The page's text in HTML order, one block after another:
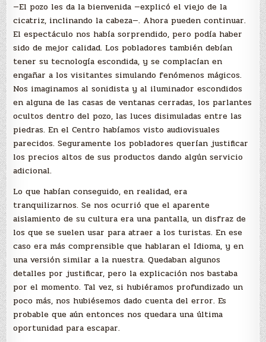
—El pozo les da la bienvenida —explicó el viejo de la
cicatriz, inclinando la cabeza—. Ahora pueden continuar.
El espectáculo nos había sorprendido, pero podía haber
sido de mejor calidad. Los pobladores también debían
tener su tecnología escondida, y se complacían en
engañar a los visitantes simulando fenómenos mágicos.
Nos imaginamos al sonidista y al iluminador escondidos
en alguna de las casas de ventanas cerradas, los parlantes
ocultos dentro del pozo, las luces disimuladas entre las
piedras. En el Centro habíamos visto audiovisuales
parecidos. Seguramente los pobladores querían justificar
los precios altos de sus productos dando algún servicio
adicional.
Lo que habían conseguido, en realidad, era
tranquilizarnos. Se nos ocurrió que el aparente
aislamiento de su cultura era una pantalla, un disfraz de
los que se suelen usar para atraer a los turistas. En ese
caso era más comprensible que hablaran el Idioma, y en
una versión similar a la nuestra. Quedaban algunos
detalles por justificar, pero la explicación nos bastaba
por el momento. Tal vez, si hubiéramos profundizado un
poco más, nos hubiésemos dado cuenta del error. Es
probable que aún entonces nos quedara una última
oportunidad para escapar.